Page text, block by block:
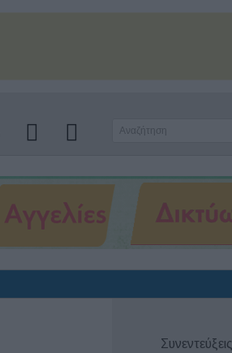
Συνεντεύξεις